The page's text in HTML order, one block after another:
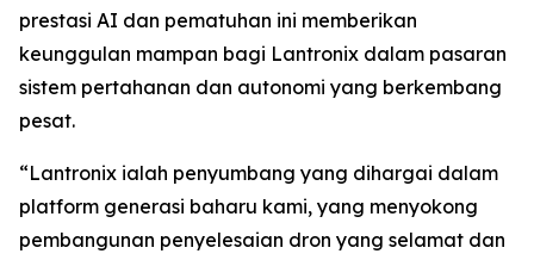
prestasi AI dan pematuhan ini memberikan
keunggulan mampan bagi Lantronix dalam pasaran
sistem pertahanan dan autonomi yang berkembang
pesat.
“Lantronix ialah penyumbang yang dihargai dalam
platform generasi baharu kami, yang menyokong
pembangunan penyelesaian dron yang selamat dan